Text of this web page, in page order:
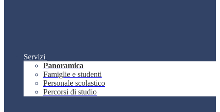
Servizi
Panoramica
Famiglie e studenti
Personale scolastico
Percorsi di studio